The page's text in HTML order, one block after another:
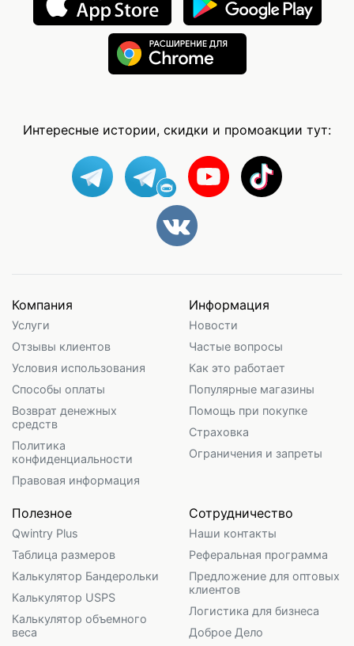
Интересные истории, скидки и промоакции тут:
Компания
Услуги
Отзывы клиентов
Условия использования
Способы оплаты
Возврат денежных
средств
Политика
конфиденциальности
Правовая информация
Информация
Новости
Частые вопросы
Как это работает
Популярные магазины
Помощь при покупке
Страховка
Ограничения и запреты
Полезное
Qwintry Plus
Таблица размеров
Калькулятор Бандерольки
Калькулятор USPS
Калькулятор объемного
веса
Сотрудничество
Наши контакты
Реферальная программа
Предложение для оптовых
клиентов
Логистика для бизнеса
Доброе Дело